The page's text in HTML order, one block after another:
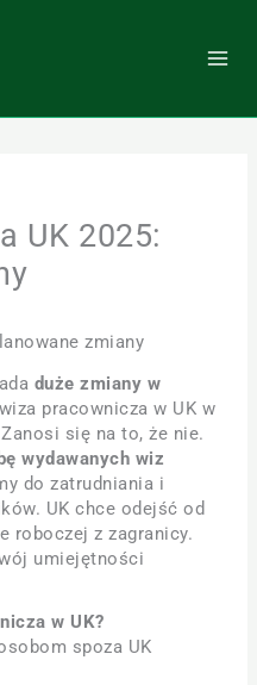
UK 2025:
zmiany
duże zmiany w
pracownicza w UK w
się na to, że nie.
wydawanych wiz
do zatrudniania i
UK chce odejść od
roboczej z zagranicy.
umiejętności
w UK?
spoza UK